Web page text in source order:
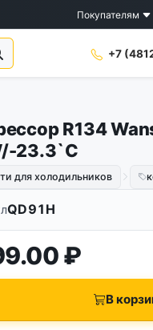
Покупателям
+7
R134
23.3`C
для холодильников
QD91H
₽
В